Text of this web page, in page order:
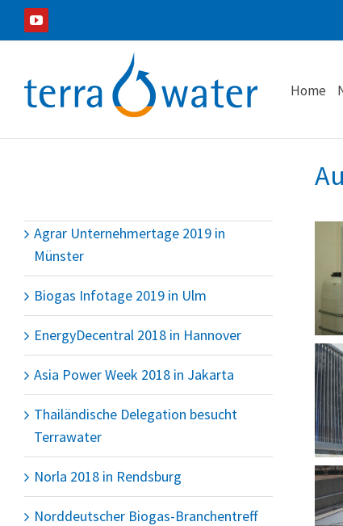
Zum
InhaltYouTube
Home
Agrar Unternehmertage 2019 in
Münster
Biogas Infotage 2019 in Ulm
EnergyDecentral 2018 in Hannover
Asia Power Week 2018 in Jakarta
Thailändische Delegation besucht
Terrawater
Norla 2018 in Rendsburg
Norddeutscher Biogas-Branchentreff